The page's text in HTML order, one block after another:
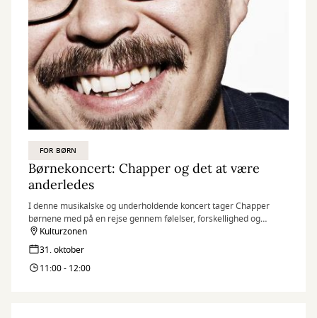
FOR BØRN
Børnekoncert: Chapper og det at være
anderledes
I denne musikalske og underholdende koncert tager Chapper
børnene med på en rejse gennem følelser, forskellighed og
fællesskab – alt sammen i børnehøjde.
Kulturzonen
31. oktober
11:00 - 12:00